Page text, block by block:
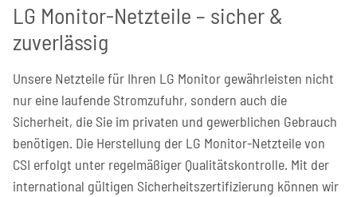
LG Monitor-Netzteile – sicher &
zuverlässig
Unsere Netzteile für Ihren LG Monitor gewährleisten nicht
nur eine laufende Stromzufuhr, sondern auch die
Sicherheit, die Sie im privaten und gewerblichen Gebrauch
benötigen. Die Herstellung der LG Monitor-Netzteile von
CSI erfolgt unter regelmäßiger Qualitätskontrolle. Mit der
international gültigen Sicherheitszertifizierung können wir